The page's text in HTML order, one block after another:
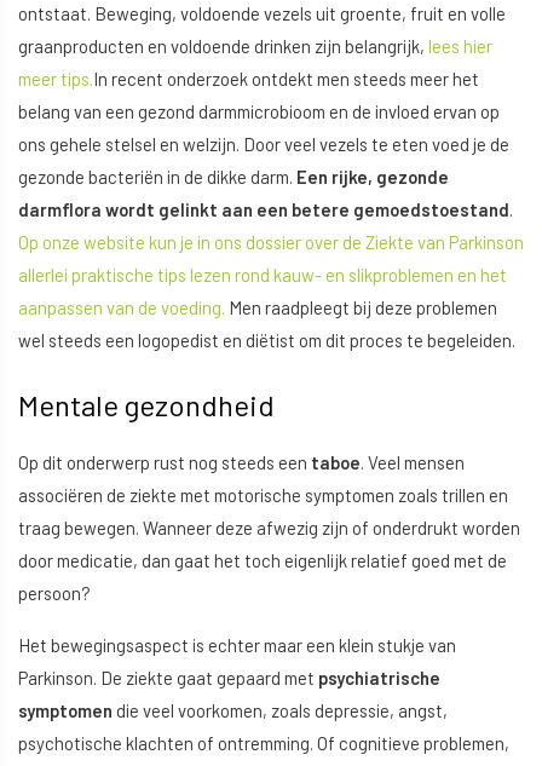
ontstaat. Beweging, voldoende vezels uit groente, fruit en volle
graanproducten en voldoende drinken zijn belangrijk, lees hier
meer tips.In recent onderzoek ontdekt men steeds meer het
belang van een gezond darmmicrobioom en de invloed ervan op
ons gehele stelsel en welzijn. Door veel vezels te eten voed je de
gezonde bacteriën in de dikke darm. Een rijke, gezonde
darmflora wordt gelinkt aan een betere gemoedstoestand.
Op onze website kun je in ons dossier over de Ziekte van Parkinson
allerlei praktische tips lezen rond kauw- en slikproblemen en het
aanpassen van de voeding. Men raadpleegt bij deze problemen
wel steeds een logopedist en diëtist om dit proces te begeleiden.
Mentale gezondheid
Op dit onderwerp rust nog steeds een taboe. Veel mensen
associëren de ziekte met motorische symptomen zoals trillen en
traag bewegen. Wanneer deze afwezig zijn of onderdrukt worden
door medicatie, dan gaat het toch eigenlijk relatief goed met de
persoon?
Het bewegingsaspect is echter maar een klein stukje van
Parkinson. De ziekte gaat gepaard met psychiatrische
symptomen die veel voorkomen, zoals depressie, angst,
psychotische klachten of ontremming. Of cognitieve problemen,